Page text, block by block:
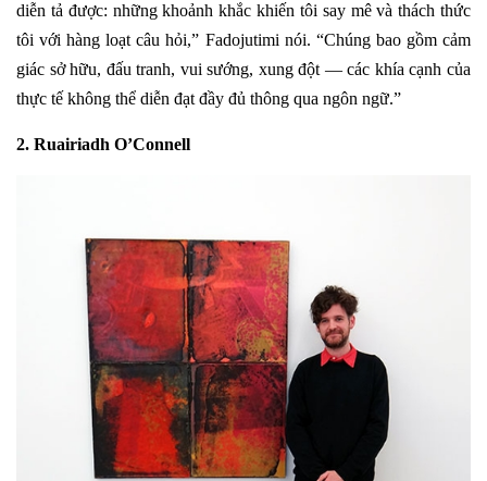
diễn tả được: những khoảnh khắc khiến tôi say mê và thách thức
tôi với hàng loạt câu hỏi,” Fadojutimi nói. “Chúng bao gồm cảm
giác sở hữu, đấu tranh, vui sướng, xung đột — các khía cạnh của
thực tế không thể diễn đạt đầy đủ thông qua ngôn ngữ.”
2. Ruairiadh O’Connell